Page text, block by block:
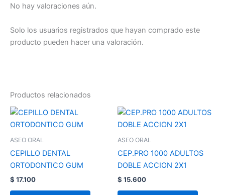
No hay valoraciones aún.
Solo los usuarios registrados que hayan comprado este
producto pueden hacer una valoración.
Productos relacionados
ASEO ORAL
CEPILLO DENTAL
ORTODONTICO GUM
$ 17.100
ASEO ORAL
CEP.PRO 1000 ADULTOS
DOBLE ACCION 2X1
$ 15.600